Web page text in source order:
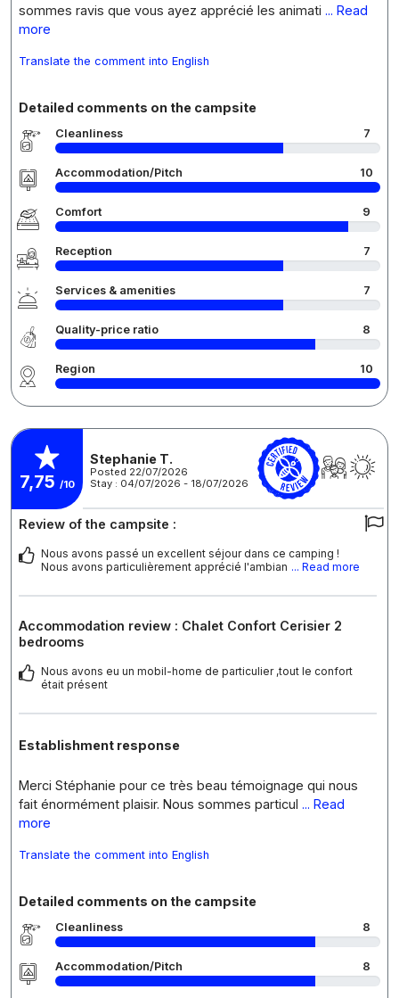
sommes ravis que vous ayez apprécié les animati ... Read
more
Translate the comment into English
Detailed comments on the campsite
Cleanliness 7
Accommodation/Pitch 10
Comfort 9
Reception 7
Services & amenities 7
Quality-price ratio 8
Region 10
7,75 /10
Stephanie T.
Posted 22/07/2026
Stay : 04/07/2026 - 18/07/2026
Review of the campsite :
Nous avons passé un excellent séjour dans ce camping !
Nous avons particulièrement apprécié l'ambian ... Read more
Accommodation review : Chalet Confort Cerisier 2
bedrooms
Nous avons eu un mobil-home de particulier ,tout le confort
était présent
Establishment response
Merci Stéphanie pour ce très beau témoignage qui nous
fait énormément plaisir. Nous sommes particul ... Read
more
Translate the comment into English
Detailed comments on the campsite
Cleanliness 8
Accommodation/Pitch 8